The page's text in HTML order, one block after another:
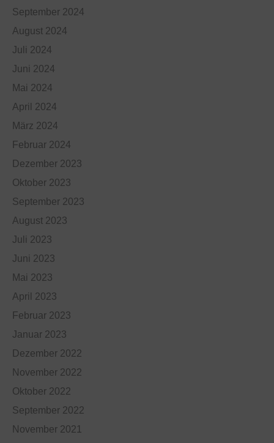
September 2024
August 2024
Juli 2024
Juni 2024
Mai 2024
April 2024
März 2024
Februar 2024
Dezember 2023
Oktober 2023
September 2023
August 2023
Juli 2023
Juni 2023
Mai 2023
April 2023
Februar 2023
Januar 2023
Dezember 2022
November 2022
Oktober 2022
September 2022
November 2021